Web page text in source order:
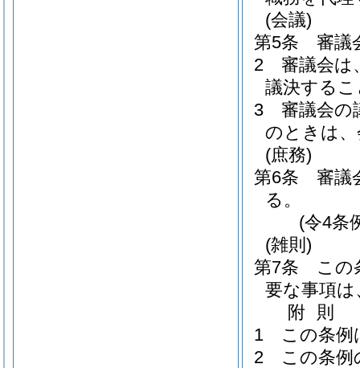
(会議)
第5条
審議
2
審議会は
議決する
3
審議会の
のときは
(庶務)
第6条
審議
る。
(令4条
(雑則)
第7条
この
要な事項
附 則
1
この条例
2
この条例